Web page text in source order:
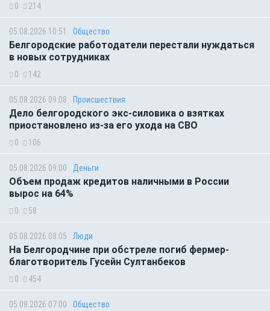
0 214
05.08.2026 10:51 Общество
Белгородские работодатели перестали нуждаться
в новых сотрудниках
0 142
05.08.2026 09:08 Происшествия
Дело белгородского экс-силовика о взятках
приостановлено из-за его ухода на СВО
0 106
05.08.2026 09:00 Деньги
Объем продаж кредитов наличными в России
вырос на 64%
0 58
05.08.2026 08:05 Люди
На Белгородчине при обстреле погиб фермер-
благотворитель Гусейн Султанбеков
0 454
05.08.2026 07:00 Общество